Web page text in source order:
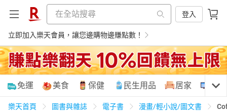
登入
立即加入樂天會員，讓您邊購物邊賺點數！
購物網分類
免運 美食 保健 民生用品 居家 3C
樂天首頁 圖書與雜誌 電子書 漫畫/輕小說/圖文書